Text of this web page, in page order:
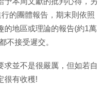
的團體報告，期末則依照
的地區或理論的報告(約1萬
不接受遲交。
求並不是很嚴厲，但如若自
很有收穫!